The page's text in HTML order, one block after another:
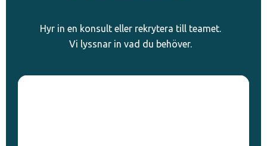
Hyr in en konsult eller rekrytera till teamet.
Vi lyssnar in vad du behöver.